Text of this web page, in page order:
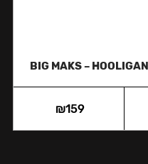
BIG MAKS –
₪159